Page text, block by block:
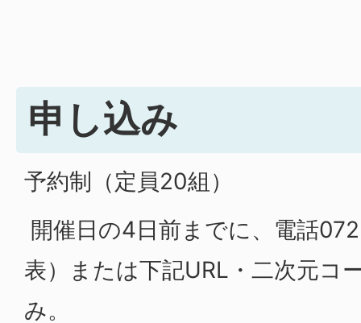
申し込み
予約制（定員20組）
開催日の4日前までに、電話
表）または下記URL・二次元コ
み。